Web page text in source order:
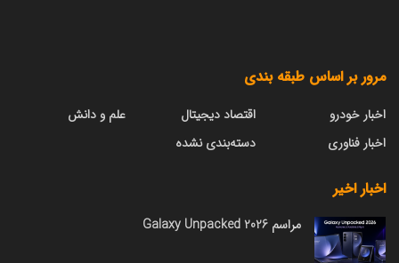
مرور بر اساس طبقه بندی
اخبار خودرو
اخبار فناوری
اقتصاد دیجیتال
دسته‌بندی نشده
علم و دانش
اخبار اخیر
مراسم Galaxy Unpacked 2026